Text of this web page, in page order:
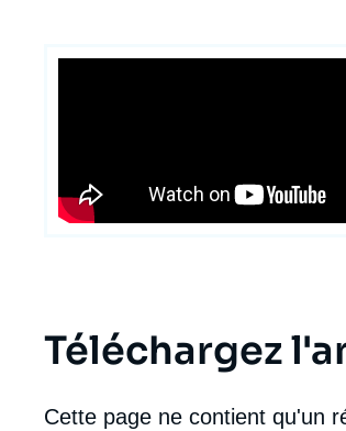
Téléchargez
Cette page ne contient qu'un